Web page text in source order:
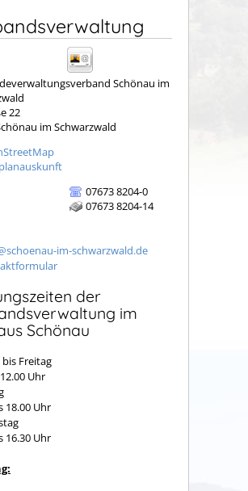
Schönau im
22
im Schwarzwald
07673 8204-0
07673 8204-14
im-schwarzwald.de
der
im
Schönau
Freitag
Uhr
18.00 Uhr
16.30 Uhr